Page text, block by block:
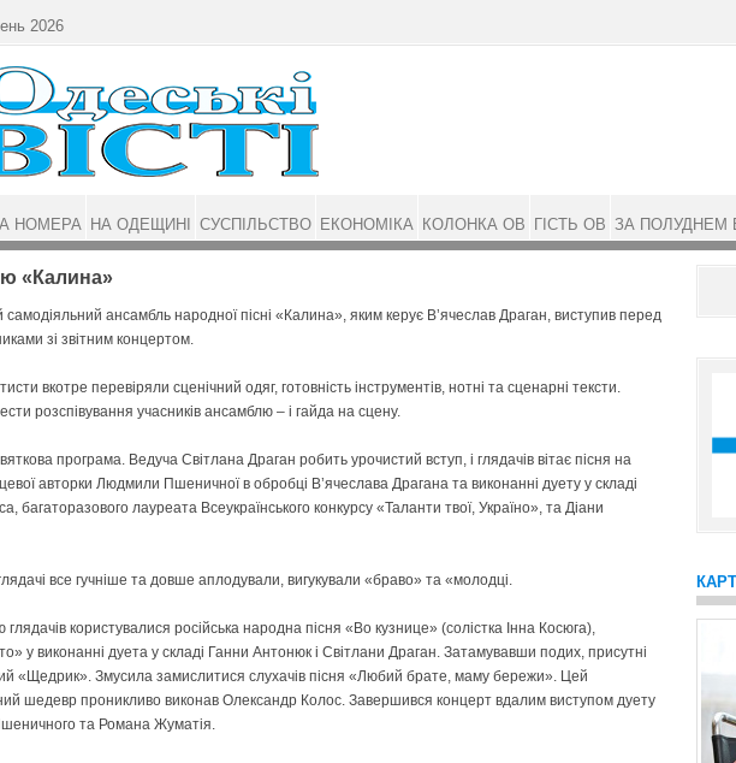
«Калина»
самодіяльний ансамбль народної пісні «Калина», яким керує В’ячеслав Драган, виступив перед
зі звітним концертом.
вкотре перевіряли сценічний одяг, готовність інструментів, нотні та сценарні тексти.
розспівування учасників ансамблю – і гайда на сцену.
програма. Ведуча Світлана Драган робить урочистий вступ, і глядачів вітає пісня на
авторки Людмили Пшеничної в обробці В’ячеслава Драгана та виконанні дуету у складі
багаторазового лауреата Всеукраїнського конкурсу «Таланти твої, Україно», та Діани
все гучніше та довше аплодували, вигукували «браво» та «молодці.
користувалися російська народна пісня «Во кузнице» (солістка Інна Косюга),
у виконанні дуета у складі Ганни Антонюк і Світлани Драган. Затамувавши подих, присутні
«Щедрик». Змусила замислитися слухачів пісня «Любий брате, маму бережи». Цей
шедевр проникливо виконав Олександр Колос. Завершився концерт вдалим виступом дуету
та Романа Жуматія.
2026
НОМЕРА НА ОДЕЩИНІ СУСПІЛЬСТВО ЕКОНОМІКА КОЛОНКА ОВ ГІСТЬ ОВ ЗА ПОЛУДНЕМ